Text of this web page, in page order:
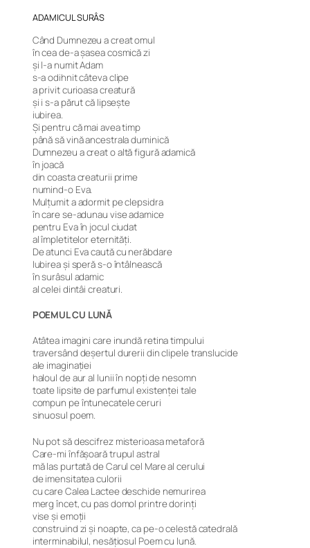
ADAMICUL SURÂS
Când Dumnezeu a creat omul
în cea de-a șasea cosmică zi
și l-a numit Adam
s-a odihnit câteva clipe
a privit curioasa creatură
și i s-a părut că lipsește
iubirea.
Și pentru că mai avea timp
până să vină ancestrala duminică
Dumnezeu a creat o altă figură adamică
în joacă
din coasta creaturii prime
numind-o Eva.
Mulțumit a adormit pe clepsidra
în care se-adunau vise adamice
pentru Eva în jocul ciudat
al împletitelor eternități.
De atunci Eva caută cu nerăbdare
Iubirea și speră s-o întâlnească
în surâsul adamic
al celei dintâi creaturi.
POEMUL CU LUNĂ
Atâtea imagini care inundă retina timpului
traversând deșertul durerii din clipele translucide
ale imaginației
haloul de aur al lunii în nopți de nesomn
toate lipsite de parfumul existenței tale
compun pe întunecatele ceruri
sinuosul poem.
Nu pot să descifrez misterioasa metaforă
Care-mi înfășoară trupul astral
mă las purtată de Carul cel Mare al cerului
de imensitatea culorii
cu care Calea Lactee deschide nemurirea
merg încet, cu pas domol printre dorinți
vise și emoții
construind zi și noapte, ca pe-o celestă catedrală
interminabilul, nesățiosul Poem cu lună.